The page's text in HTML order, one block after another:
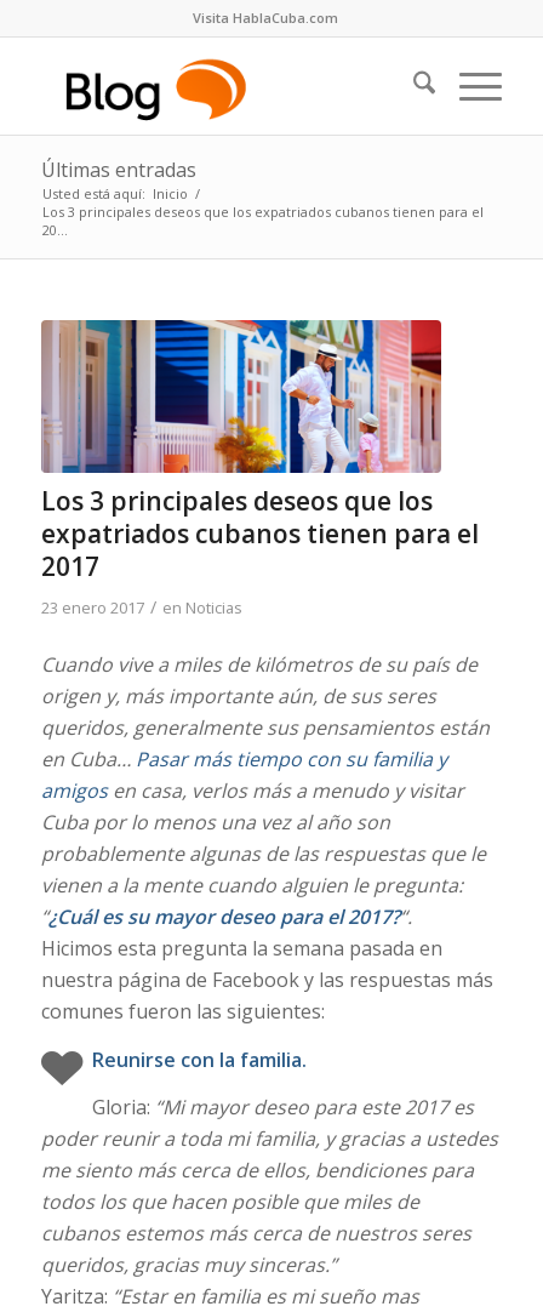
Visita HablaCuba.com
Últimas entradas
Usted está aquí: Inicio /
Los 3 principales deseos que los expatriados cubanos tienen para el
20...
Los 3 principales deseos que los
expatriados cubanos tienen para el
2017
23 enero 2017 / en Noticias
Cuando vive a miles de kilómetros de su país de
origen y, más importante aún, de sus seres
queridos, generalmente sus pensamientos están
en Cuba… Pasar más tiempo con su familia y
amigosen casa, verlos más a menudo y visitar
Cuba por lo menos una vez al año son
probablemente algunas de las respuestas que le
vienen a la mente cuando alguien le pregunta:
“¿Cuál es su mayor deseo para el 2017?“.
Hicimos esta pregunta la semana pasada en
nuestra página de Facebook y las respuestas más
comunes fueron las siguientes:
Reunirse con la familia.
Gloria: “Mi mayor deseo para este 2017 es
poder reunir a toda mi familia, y gracias a ustedes
me siento más cerca de ellos, bendiciones para
todos los que hacen posible que miles de
cubanos estemos más cerca de nuestros seres
queridos, gracias muy sinceras.”
Yaritza: “Estar en familia es mi sueño mas